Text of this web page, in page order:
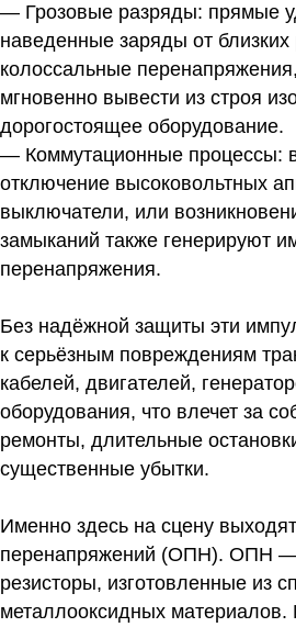
— Грозовые разряды: прямые
наведенные заряды от
колоссальные
мгновенно вывести из строя
дорогостоящее оборудование.
— Коммутационные процессы:
отключение высоковольтных
выключатели, или
замыканий также генерируют
перенапряжения.
Без надёжной защиты эти
к серьёзным повреждениям
кабелей, двигателей,
оборудования, что влечет за
ремонты, длительные
существенные убытки.
Именно здесь на сцену
перенапряжений (ОПН). ОПН —
резисторы, изготовленные из
металлооксидных материалов.